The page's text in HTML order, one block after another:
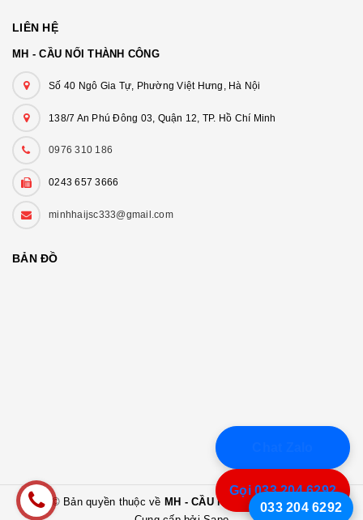
Gọi 033.204.6292
LIÊN HỆ
MH - CẦU NỐI THÀNH CÔNG
Số 40 Ngô Gia Tự, Phường Việt Hưng, Hà Nội
138/7 An Phú Đông 03, Quận 12, TP. Hồ Chí Minh
0976 310 186
0243 657 3666
minhhaijsc333@gmail.com
BẢN ĐỒ
© Bản quyền thuộc về MH - CẦU NỐI THÀNH CÔNG
033 204 6292